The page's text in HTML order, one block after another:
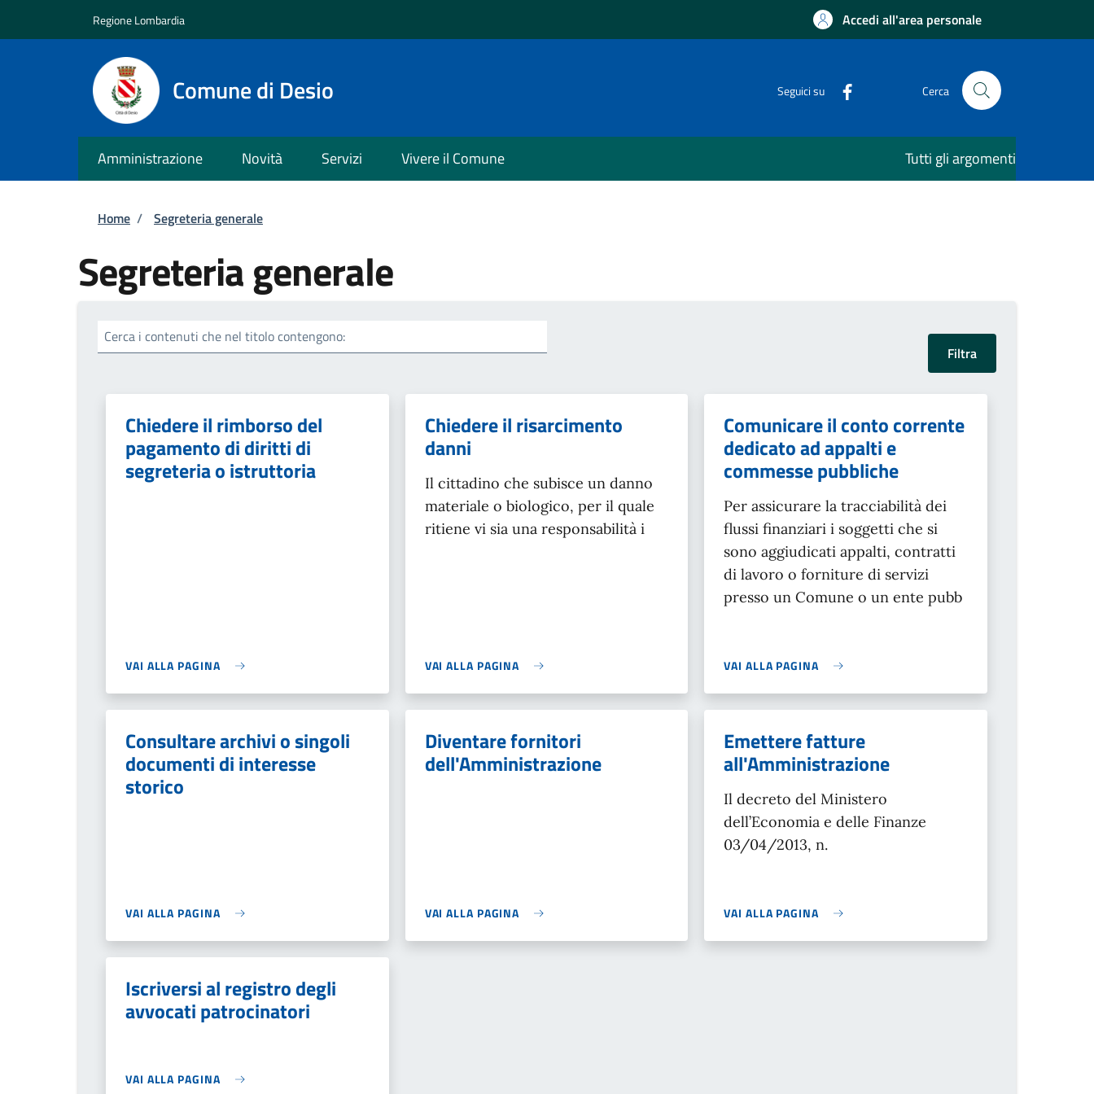
Regione Lombardia Accedi all'area personale
Comune di Desio Seguici su Cerca
Amministrazione Novità Servizi Vivere il Comune Tutti gli argomenti
Briciole di pane
Home / Segreteria generale
Segreteria generale
Cerca i contenuti che nel titolo contengono:
Chiedere il rimborso del
pagamento di diritti di
segreteria o istruttoria
VAI ALLA PAGINA
Chiedere il risarcimento
danni
Il cittadino che subisce un danno
materiale o biologico, per il quale
ritiene vi sia una responsabilità i
VAI ALLA PAGINA
Comunicare il conto corrente
dedicato ad appalti e
commesse pubbliche
Per assicurare la tracciabilità dei
flussi finanziari i soggetti che si
sono aggiudicati appalti, contratti
di lavoro o forniture di servizi
presso un Comune o un ente pubb
VAI ALLA PAGINA
Consultare archivi o singoli
documenti di interesse
storico
VAI ALLA PAGINA
Diventare fornitori
dell'Amministrazione
VAI ALLA PAGINA
Emettere fatture
all'Amministrazione
Il decreto del Ministero
dell’Economia e delle Finanze
03/04/2013, n.
VAI ALLA PAGINA
Iscriversi al registro degli
avvocati patrocinatori
VAI ALLA PAGINA